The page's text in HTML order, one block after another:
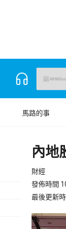
馬路的事
內地
財經
發佈時間
最後更新